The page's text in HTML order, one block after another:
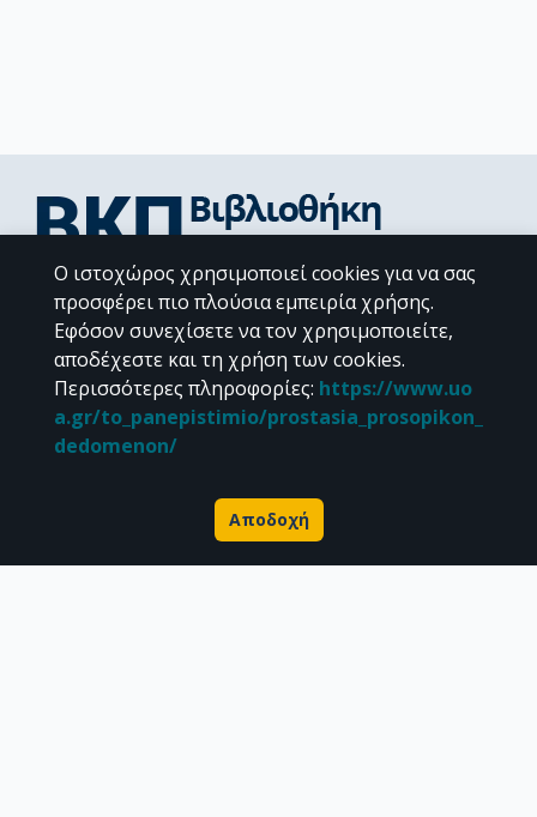
Διεύθυνση Βιβλιοθήκης & Κέντρου Πληροφόρησης
Βιβλιοθήκες Σχολών του ΕΚΠΑ
Υπολογιστικό Κέντρο Βιβλιοθηκών
Επικοινωνία / Helpdesk
Ο ιστοχώρος χρησιμοποιεί cookies για να σας
προσφέρει πιο πλούσια εμπειρία χρήσης.
Εφόσον συνεχίσετε να τον χρησιμοποιείτε,
αποδέχεστε και τη χρήση των cookies.
Περισσότερες πληροφορίες: https://www.uo
a.gr/to_panepistimio/prostasia_prosopikon_
dedomenon/
Αποδοχή